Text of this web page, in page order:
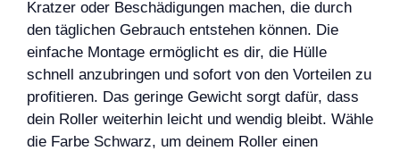
Kratzer oder Beschädigungen machen, die durch
den täglichen Gebrauch entstehen können. Die
einfache Montage ermöglicht es dir, die Hülle
schnell anzubringen und sofort von den Vorteilen zu
profitieren. Das geringe Gewicht sorgt dafür, dass
dein Roller weiterhin leicht und wendig bleibt. Wähle
die Farbe Schwarz, um deinem Roller einen